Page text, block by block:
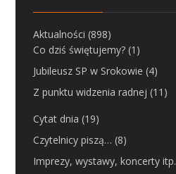
Aktualności (898)
Co dziś świętujemy?(1)
Jubileusz SP w Srokowie (4)
Z punktu widzenia radnej (11)
Cytat dnia (19)
Czytelnicy piszą… (8)
Imprezy, wystawy, koncerty itp.